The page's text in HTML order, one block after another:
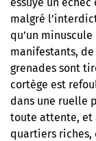
malgré
qu’un
manifestants,
grenades sont
cortège est
dans une ruelle
toute attente, et
quartiers riches,